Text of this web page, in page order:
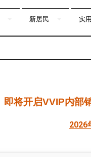
新居民 实
即将开启VVIP内部
2026